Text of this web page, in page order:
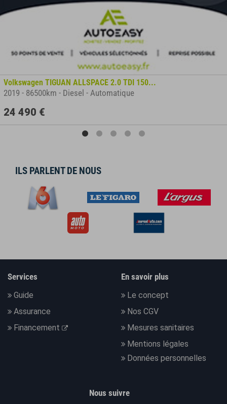
Volkswagen TIGUAN ALLSPACE 2.0 TDI 150...
2019 - 86500km - Diesel - Automatique
24 490 €
ILS PARLENT DE NOUS
Services
Guide
Assurance
Financement
En savoir plus
Le concept
Nos CGV
Mesures sanitaires
Mentions légales
Données personnelles
Nous suivre